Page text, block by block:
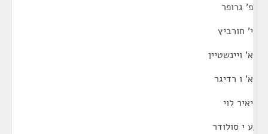
פ' גרופר
י' חורביץ
א' ויינשטיין
א' ו רדיגר
יאיר לוי
ע י סולודר